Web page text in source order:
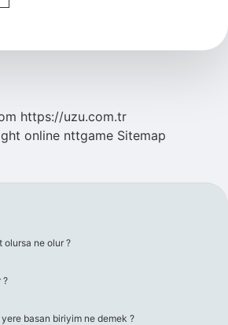
https://uzu.com.tr
online nttgame Sitemap
olursa ne olur ?
?
basan biriyim ne demek ?